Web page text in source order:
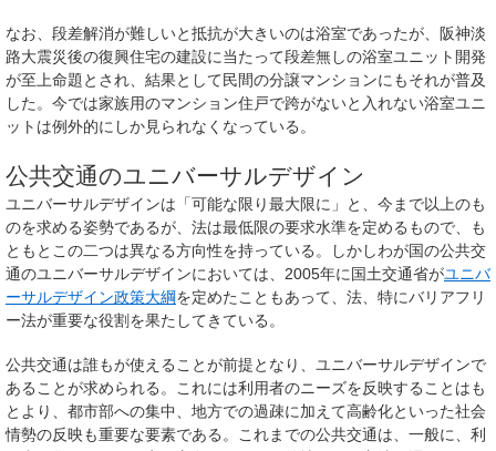
なお、段差解消が難しいと抵抗が大きいのは浴室であったが、阪神淡
路大震災後の復興住宅の建設に当たって段差無しの浴室ユニット開発
が至上命題とされ、結果として民間の分譲マンションにもそれが普及
した。今では家族用のマンション住戸で跨がないと入れない浴室ユニ
ットは例外的にしか見られなくなっている。
公共交通のユニバーサルデザイン
ユニバーサルデザインは「可能な限り最大限に」と、今まで以上のも
のを求める姿勢であるが、法は最低限の要求水準を定めるもので、も
ともとこの二つは異なる方向性を持っている。しかしわが国の公共交
通のユニバーサルデザインにおいては、2005年に国土交通省がユニバ
ーサルデザイン政策大綱を定めたこともあって、法、特にバリアフリ
ー法が重要な役割を果たしてきている。
公共交通は誰もが使えることが前提となり、ユニバーサルデザインで
あることが求められる。これには利用者のニーズを反映することはも
とより、都市部への集中、地方での過疎に加えて高齢化といった社会
情勢の反映も重要な要素である。これまでの公共交通は、一般に、利